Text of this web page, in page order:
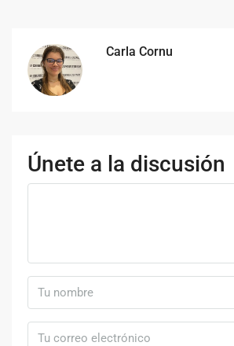
Carla Cornu
Únete a la discusión